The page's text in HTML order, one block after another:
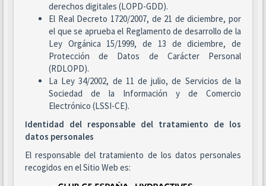
derechos digitales (LOPD-GDD).
El Real Decreto 1720/2007, de 21 de diciembre, por
el que se aprueba el Reglamento de desarrollo de la
Ley Orgánica 15/1999, de 13 de diciembre, de
Protección de Datos de Carácter Personal
(RDLOPD).
La Ley 34/2002, de 11 de julio, de Servicios de la
Sociedad de la Información y de Comercio
Electrónico (LSSI-CE).
Identidad del responsable del tratamiento de los
datos personales
El responsable del tratamiento de los datos personales
recogidos en el Sitio Web es: